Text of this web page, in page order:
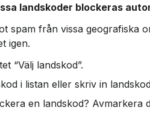
landskoder blockeras
spam från vissa geografiska
igen.
“Välj landskod”.
i listan eller skriv in
en landskod? Avmarkera